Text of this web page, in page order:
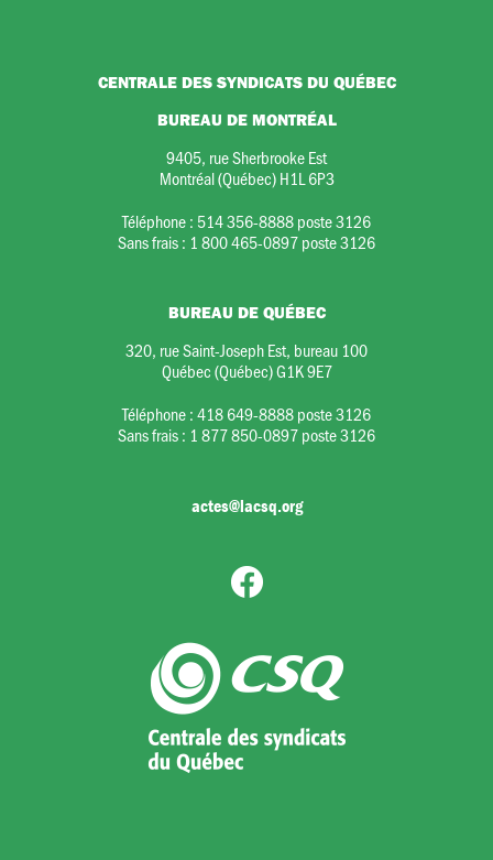
CENTRALE DES SYNDICATS DU QUÉBEC
BUREAU DE MONTRÉAL
9405, rue Sherbrooke Est
Montréal (Québec) H1L 6P3
Téléphone : 514 356-8888 poste 3126
Sans frais : 1 800 465-0897 poste 3126
BUREAU DE QUÉBEC
320, rue Saint-Joseph Est, bureau 100
Québec (Québec) G1K 9E7
Téléphone :418 649-8888 poste 3126
Sans frais : 1 877 850-0897 poste 3126
actes@lacsq.org